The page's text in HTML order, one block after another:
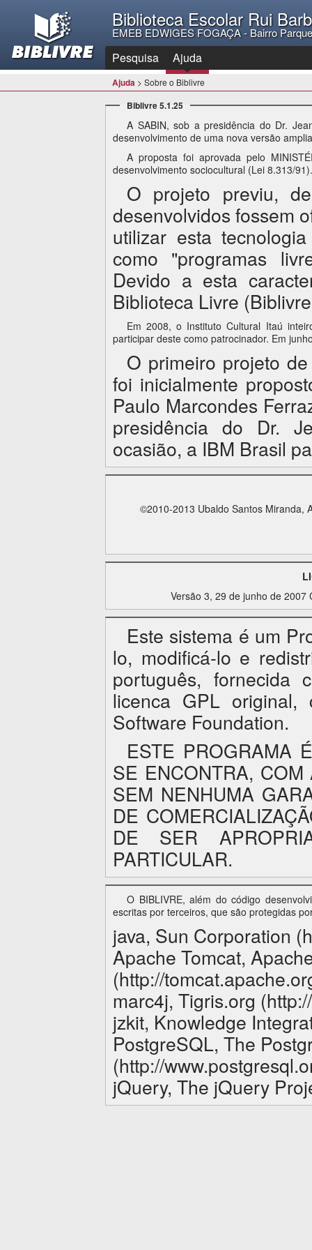
Biblioteca Escolar Rui
EMEB EDWIGES FOGAÇA - Bairro
Pesquisa Ajuda
Ajuda > Sobre o Biblivre
Biblivre 5.1.25
A SABIN, sob a presidência do Dr.
desenvolvimento de uma nova versão
A proposta foi aprovada pelo
desenvolvimento sociocultural (Lei 8.313/91).
O projeto previu,
desenvolvidos fossem
utilizar esta
como "programas
Devido a esta
Biblioteca Livre
Em 2008, o Instituto Cultural Itaú
participar deste como patrocinador. Em
O primeiro projeto
foi inicialmente
Paulo Marcondes
presidência do Dr.
ocasião, a IBM Brasil
©2010-2013 Ubaldo Santos Miranda,
Versão 3, 29 de junho de
Este sistema é um
lo, modificá-lo e
português,
licenca GPL
Software Foundation.
ESTE PROGRAMA
SE ENCONTRA,
SEM NENHUMA
DE
DE SER
PARTICULAR.
O BIBLIVRE, além do código
escritas por terceiros, que são protegidas
java, Sun Corporation
Apache Tomcat,
(http://
marc4j, Tigris.org
jzkit, Knowledge
PostgreSQL, The
(http://
jQuery, The jQuery